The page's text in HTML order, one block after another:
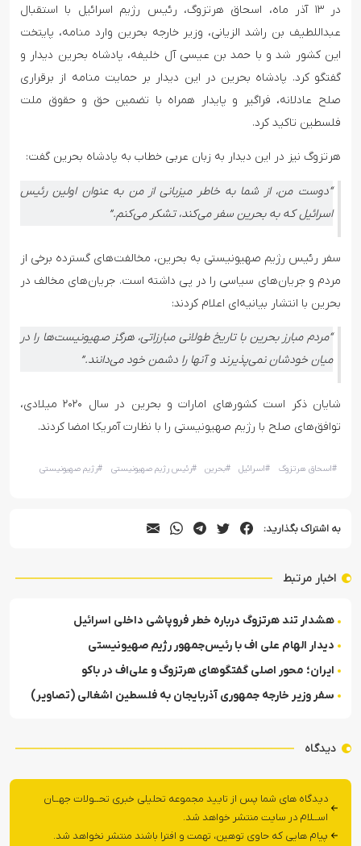
در ۱۳ آذر ماه، اسحاق هرتزوگ، رئیس رژیم اسرائیل با استقبال
عبداللطیف بن راشد الزیانی، وزیر خارجه بحرین وارد منامه، پایتخت
این کشور شد و با حمد بن عیسی آل خلیفه، پادشاه بحرین دیدار و
گفتگو کرد. پادشاه بحرین در این دیدار بر حمایت منامه از برقراری
صلح عادلانه، فراگیر و پایدار همراه با تضمین حق و حقوق ملت
فلسطین تاکید کرد.
هرتزوگ نیز در این دیدار به زبان عربی خطاب به پادشاه بحرین گفت:
“دوست من، از شما به خاطر میزبانی از من به عنوان اولین رئیس
اسرائیل که به بحرین سفر می‌کند، تشکر می‌کنم.”
سفر رئیس رژیم صهیونیستی به بحرین، مخالفت‌های گسترده برخی از
مردم و جریان‌های سیاسی را در پی داشته است. جریان‌های مخالف در
بحرین با انتشار بیانیه‌ای اعلام کردند:
“مردم مبارز بحرین با تاریخ طولانی مبارزاتی، هرگز صهیونیست‌ها را در
میان خودشان نمی‌پذیرند و آنها را دشمن خود می‌دانند.”
شایان ذکر است کشورهای امارات و بحرین در سال ۲۰۲۰ میلادی،
توافق‌های صلح با رژیم صهیونیستی را با نظارت آمریکا امضا کردند.
#اسحاق هرتزوگ #اسرائیل #بحرین #رئیس رژیم صهیونیستی #رژیم صهیونیستی
به اشتراک بگذارید:
اخبار مرتبط
هشدار تند هرتزوگ درباره خطر فروپاشی داخلی اسرائیل
دیدار الهام علی اف با رئیس‌جمهور رژیم صهیونیستی
ایران؛ محور اصلی گفتگوهای هرتزوگ و علی‌اف در باکو
سفر وزیر خارجه جمهوری آذربایجان به فلسطین اشغالی (تصاویر)
دیدگاه
دیدگاه های شما پس از تایید مجموعه تحلیلی خبری تحــولات جهــان
اســلام در سایت منتشر خواهد شد.
پیام هایی که حاوی توهین، تهمت و افترا باشند منتشر نخواهد شد.